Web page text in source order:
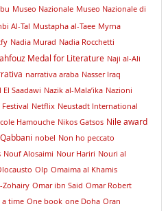
Museo Nazionale Museo Nazionale di
Al-Tal Mustapha al-Taee Myrna
Nadia Murad Nadia Rocchetti
Medal for Literature Naji al-Ali
narrativa araba Nasser Iraq
El Saadawi Nazik al-Mala’ika Nazioni
Festival Netflix Neustadt International
Hamouche Nikos Gatsos Nile award
nobel Non ho peccato
Nouf Alosaimi Nour Hariri Nouri al
Olp Omaima al Khamis
Zohairy Omar ibn Said Omar Robert
a time One book one Doha Oran